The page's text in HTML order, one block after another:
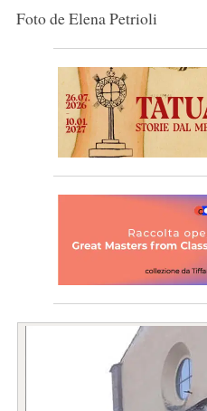
Foto de Elena Petrioli